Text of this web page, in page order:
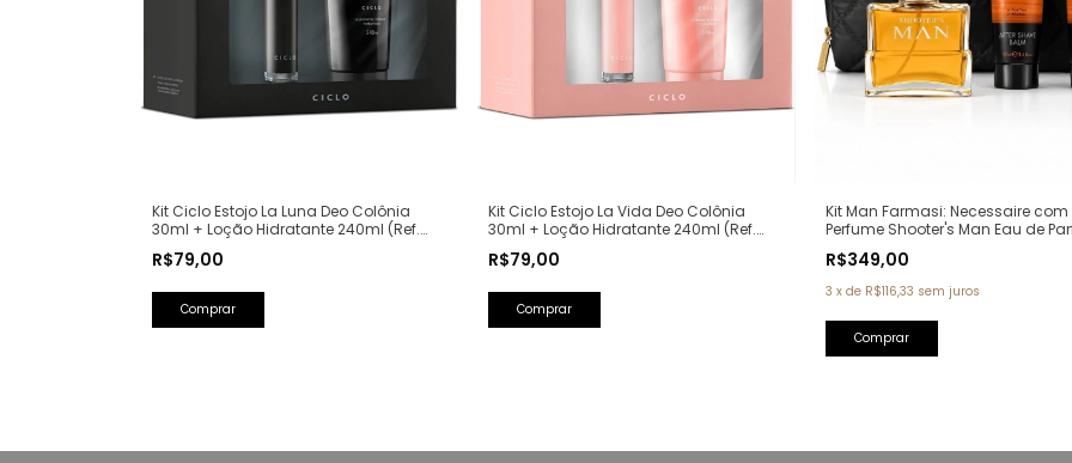
Kit Ciclo Estojo La Luna Deo Colônia
30ml + Loção Hidratante 240ml (Ref.
R$79,00
Kit Ciclo Estojo La Vida Deo Colônia
30ml + Loção Hidratante 240ml (Ref.
R$79,00
Kit Man Farmasi: Necessaire com
Perfume Shooter's Man Eau de
100ml (Ref. Olfativa: One Million
Rabanne)
R$349,00
3 x de R$116,33 sem juros